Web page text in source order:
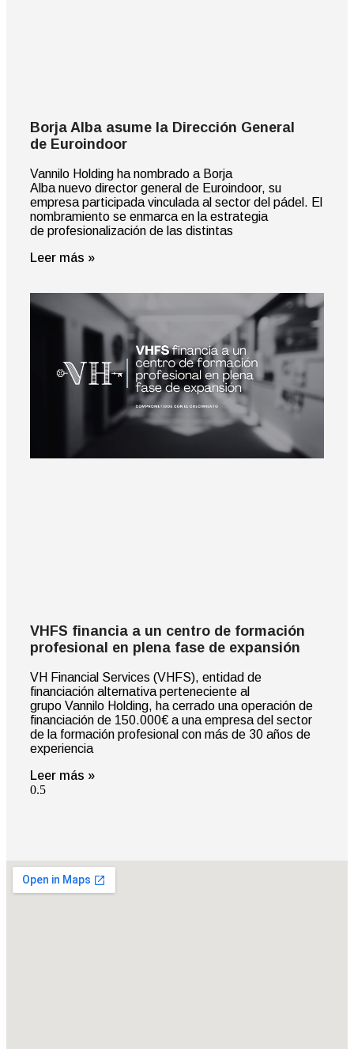
Borja Alba asume la Dirección General
de Euroindoor
Vannilo Holding ha nombrado a Borja
Alba nuevo director general de Euroindoor, su
empresa participada vinculada al sector del pádel. El
nombramiento se enmarca en la estrategia
de profesionalización de las distintas
Leer más »
VHFS financia a un centro de formación
profesional en plena fase de expansión
VH Financial Services (VHFS), entidad de
financiación alternativa perteneciente al
grupo Vannilo Holding, ha cerrado una operación de
financiación de 150.000€ a una empresa del sector
de la formación profesional con más de 30 años de
experiencia
Leer más »